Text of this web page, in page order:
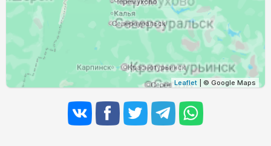
30, Вс 03:13 05:46 12:59 16:44 20:11
03:14 05:48 12:59 16:43 20:07 22:31
Leaflet | © Google Maps